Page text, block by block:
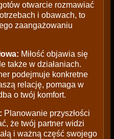
otwarcie rozmawiać
i obawach, to
zaangażowaniu
Miłość objawia się
także w działaniach.
podejmuje konkretne
relację, pomaga w
o twój komfort.
Planowanie przyszłości
że twój partner widzi
i ważną część swojego